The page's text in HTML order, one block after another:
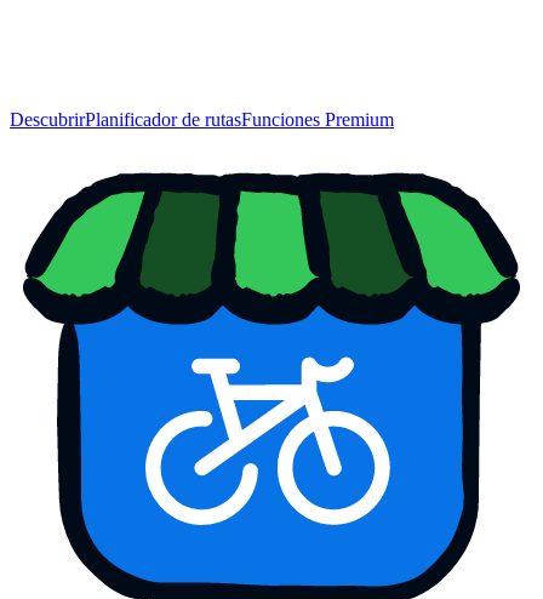
DescubrirPlanificador de rutasFunciones Premium